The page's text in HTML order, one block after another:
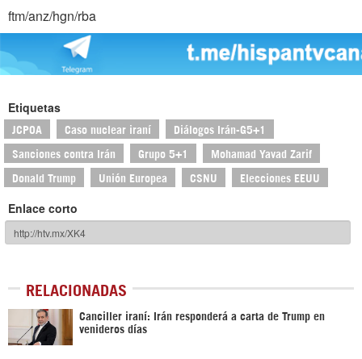
ftm/anz/hgn/rba
Etiquetas
JCPOA Caso nuclear iraní Diálogos Irán-G5+1
Sanciones contra Irán Grupo 5+1 Mohamad Yavad Zarif
Donald Trump Unión Europea CSNU Elecciones EEUU
Enlace corto
RELACIONADAS
Canciller iraní: Irán responderá a carta de Trump en
venideros días